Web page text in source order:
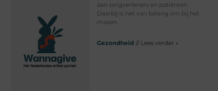
aan zorgverleners en patiënten.
Daarbij is het van belang om bij het
maken
Gezondheid // Lees verder »